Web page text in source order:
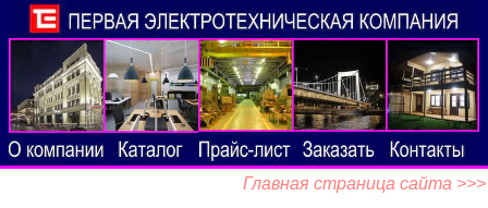
Главная страница сайта >>>